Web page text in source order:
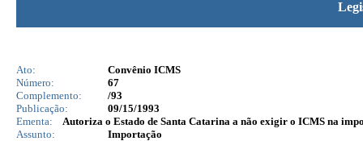
Ato:
Convênio ICMS
Número:
67
Complemento:
/93
Publicação:
09/15/1993
Ementa:
Autoriza o Estado de Santa Catarina a não exigir o ICMS na
Assunto:
Importação